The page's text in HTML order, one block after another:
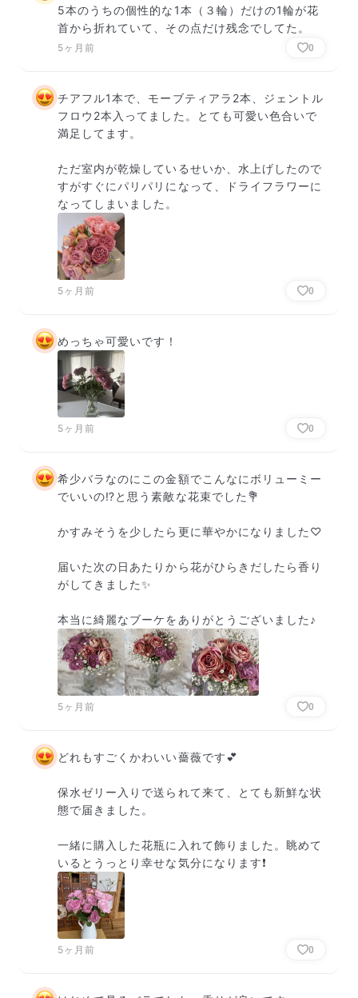
5本のうちの個性的な1本（３輪）だけの1輪が花
首から折れていて、その点だけ残念でしてた。
5ヶ月前 0
チアフル1本で、モーブティアラ2本、ジェントル
フロウ2本入ってました。とても可愛い色合いで
満足してます。
ただ室内が乾燥しているせいか、水上げしたので
すがすぐにパリパリになって、ドライフラワーに
なってしまいました。
5ヶ月前 0
めっちゃ可愛いです！
5ヶ月前 0
希少バラなのにこの金額でこんなにボリューミー
でいいの⁉️と思う素敵な花束でした💐
かすみそうを少したら更に華やかになりました♡
届いた次の日あたりから花がひらきだしたら香り
がしてきました✨
本当に綺麗なブーケをありがとうございました♪
5ヶ月前 0
どれもすごくかわいい薔薇です💕
保水ゼリー入りで送られて来て、とても新鮮な状
態で届きました。
一緒に購入した花瓶に入れて飾りました。眺めて
いるとうっとり幸せな気分になります❗️
5ヶ月前 0